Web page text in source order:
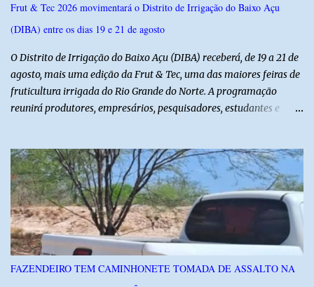
Frut & Tec 2026 movimentará o Distrito de Irrigação do Baixo Açu
(DIBA) entre os dias 19 e 21 de agosto
O Distrito de Irrigação do Baixo Açu (DIBA) receberá, de 19 a 21 de
agosto, mais uma edição da Frut & Tec, uma das maiores feiras de
fruticultura irrigada do Rio Grande do Norte. A programação
reunirá produtores, empresários, pesquisadores, estudantes e
instituições e tecnologias voltadas ao setor. Além das atividades
técnicas, a feira contará com programação cultural. No dia 20 de
agosto, o público poderá prestigiar o show de humor com Mução,
seguido de apresentação musical de Vê Barreto. A Frut & Tec
reforça a importância do Distrito de Irrigação do Baixo Açu como
referência na fruticultura irrigada, promovendo conhecimento,
inovação e oportunidades para o desenvolvimento do agronegócio
potiguar. @associacaodiba
FAZENDEIRO TEM CAMINHONETE TOMADA DE ASSALTO NA